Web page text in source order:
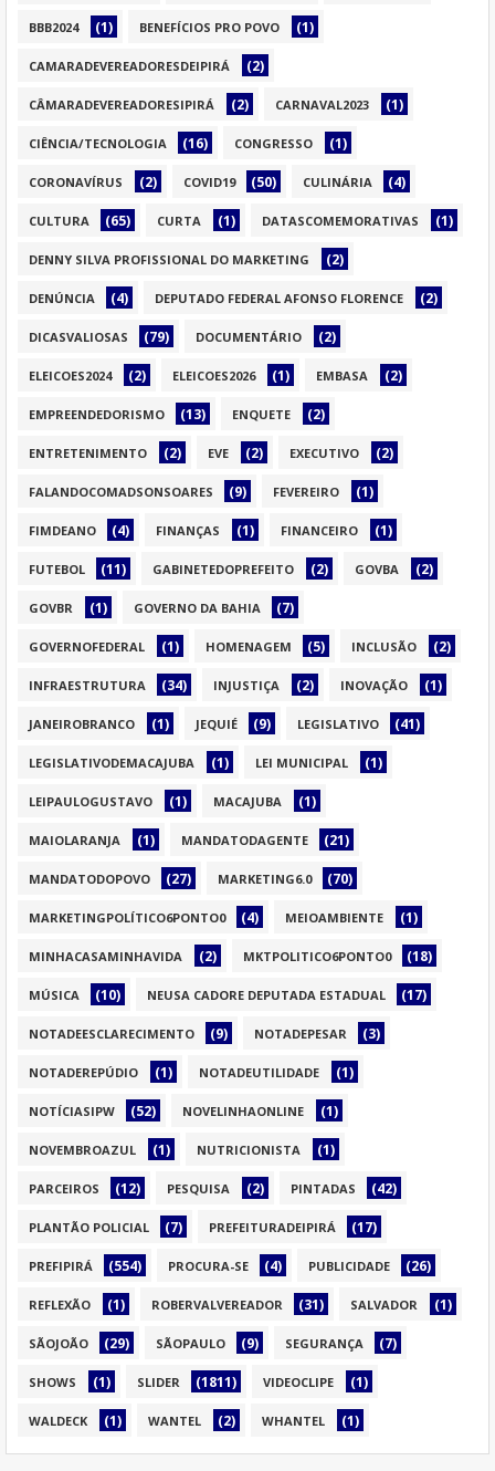
BBB2024 (1) BENEFÍCIOS PRO POVO (1)
CAMARADEVEREADORESDEIPIRÁ (2)
CÂMARADEVEREADORESIPIRÁ (2) CARNAVAL2023 (1)
CIÊNCIA/TECNOLOGIA (16) CONGRESSO (1)
CORONAVÍRUS (2) COVID19 (50) CULINÁRIA (4)
CULTURA (65) CURTA (1) DATASCOMEMORATIVAS (1)
DENNY SILVA PROFISSIONAL DO MARKETING (2)
DENÚNCIA (4) DEPUTADO FEDERAL AFONSO FLORENCE (2)
DICASVALIOSAS (79) DOCUMENTÁRIO (2)
ELEICOES2024 (2) ELEICOES2026 (1) EMBASA (2)
EMPREENDEDORISMO (13) ENQUETE (2)
ENTRETENIMENTO (2) EVE (2) EXECUTIVO (2)
FALANDOCOMADSONSOARES (9) FEVEREIRO (1)
FIMDEANO (4) FINANÇAS (1) FINANCEIRO (1)
FUTEBOL (11) GABINETEDOPREFEITO (2) GOVBA (2)
GOVBR (1) GOVERNO DA BAHIA (7)
GOVERNOFEDERAL (1) HOMENAGEM (5) INCLUSÃO (2)
INFRAESTRUTURA (34) INJUSTIÇA (2) INOVAÇÃO (1)
JANEIROBRANCO (1) JEQUIÉ (9) LEGISLATIVO (41)
LEGISLATIVODEMACAJUBA (1) LEI MUNICIPAL (1)
LEIPAULOGUSTAVO (1) MACAJUBA (1)
MAIOLARANJA (1) MANDATODAGENTE (21)
MANDATODOPOVO (27) MARKETING6.0 (70)
MARKETINGPOLÍTICO6PONTO0 (4) MEIOAMBIENTE (1)
MINHACASAMINHAVIDA (2) MKTPOLITICO6PONTO0 (18)
MÚSICA (10) NEUSA CADORE DEPUTADA ESTADUAL (17)
NOTADEESCLARECIMENTO (9) NOTADEPESAR (3)
NOTADEREPÚDIO (1) NOTADEUTILIDADE (1)
NOTÍCIASIPW (52) NOVELINHAONLINE (1)
NOVEMBROAZUL (1) NUTRICIONISTA (1)
PARCEIROS (12) PESQUISA (2) PINTADAS (42)
PLANTÃO POLICIAL (7) PREFEITURADEIPIRÁ (17)
PREFIPIRÁ (554) PROCURA-SE (4) PUBLICIDADE (26)
REFLEXÃO (1) ROBERVALVEREADOR (31) SALVADOR (1)
SÃOJOÃO (29) SÃOPAULO (9) SEGURANÇA (7)
SHOWS (1) SLIDER (1811) VIDEOCLIPE (1)
WALDECK (1) WANTEL (2) WHANTEL (1)